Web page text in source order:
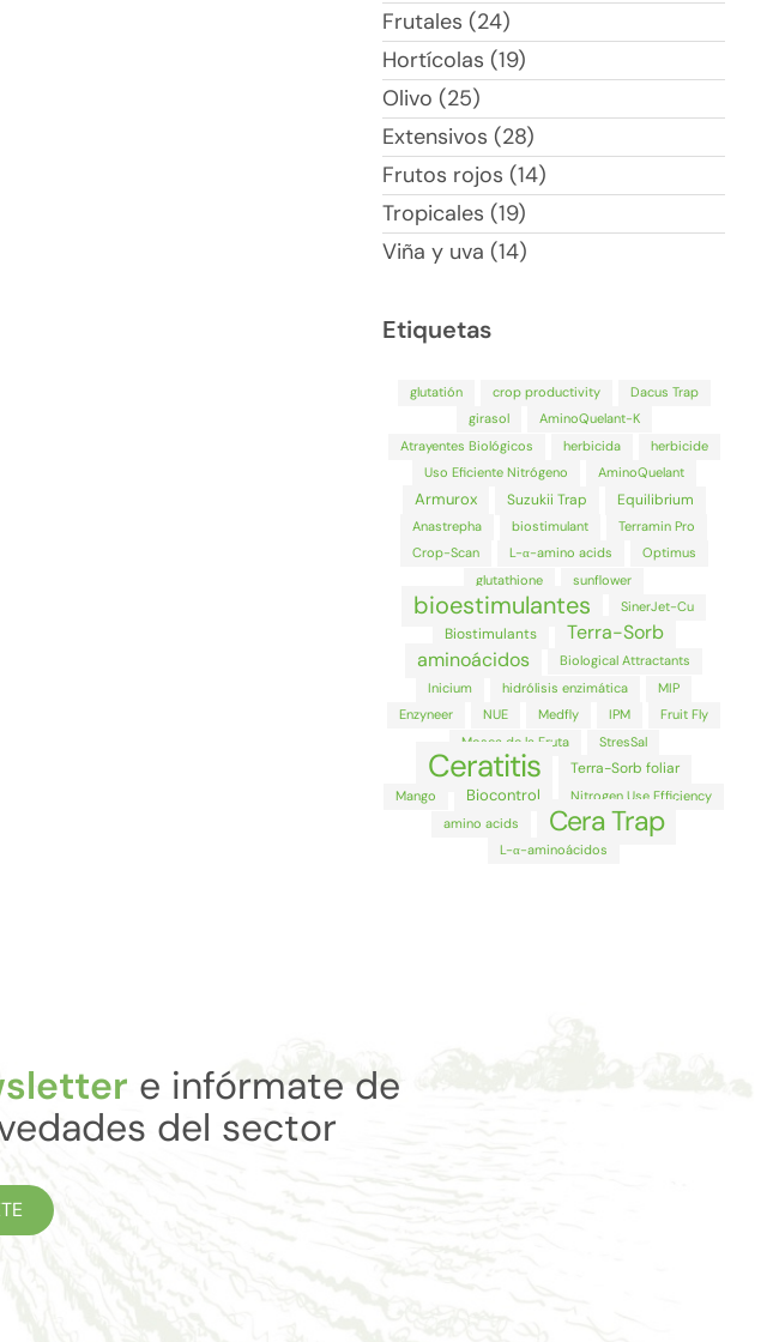
Frutales (24)
Hortícolas (19)
Olivo (25)
Extensivos (28)
Frutos rojos (14)
Tropicales (19)
Viña y uva (14)
Etiquetas
glutatión crop productivity
Dacus Trap
girasol
AminoQuelant-K
Atrayentes Biológicos
herbicida
herbicide
Uso Eficiente Nitrógeno
AminoQuelant
Armurox Suzukii Trap Equilibrium
Anastrepha biostimulant
Terramin Pro
Crop-Scan
L-α-amino acids
Optimus
glutathione
sunflower
bioestimulantes SinerJet-Cu
Biostimulants
Terra-Sorb
aminoácidos
Biological Attractants
Inicium
hidrólisis enzimática
MIP
Enzyneer
NUE Medfly IPM
Fruit Fly
Mosca de la Fruta
StresSal
Ceratitis Terra-Sorb foliar
Mango Biocontrol
Nitrogen Use Efficiency
amino acids
Cera Trap
L-α-aminoácidos
e infórmate de
del sector